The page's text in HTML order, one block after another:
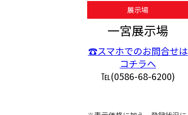
展示場
一宮展示場
☎スマホでのお問合せは
コチラへ
℡(0586-68-6200)